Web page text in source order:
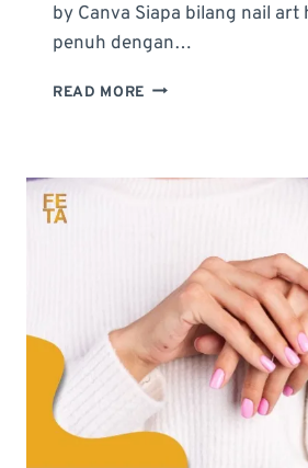
by Canva Siapa bilang nail art
penuh dengan…
READ MORE INSPIRASI
ART